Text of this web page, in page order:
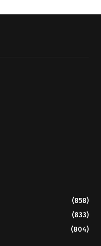
(858)
(833)
(804)